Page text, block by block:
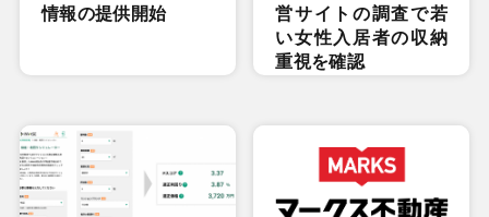
情報の提供開始
営サイトの調査で若
い女性入居者の収納
重視を確認